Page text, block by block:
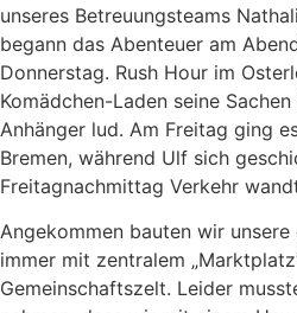
unseres Betreuungsteams
begann das Abenteuer am
Donnerstag. Rush Hour im
Komädchen-Laden seine
Anhänger lud. Am Freitag ging
Bremen, während Ulf sich
Freitagnachmittag Verkehr
Angekommen bauten wir
immer mit zentralem
Gemeinschaftszelt. Leider